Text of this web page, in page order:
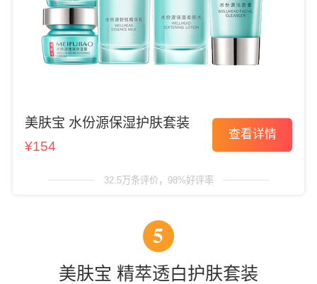
美肤宝 水份源保湿护肤套装
¥154
查看详情
32.5万条评价，98%好评率
5
美肤宝 精萃透白护肤套装